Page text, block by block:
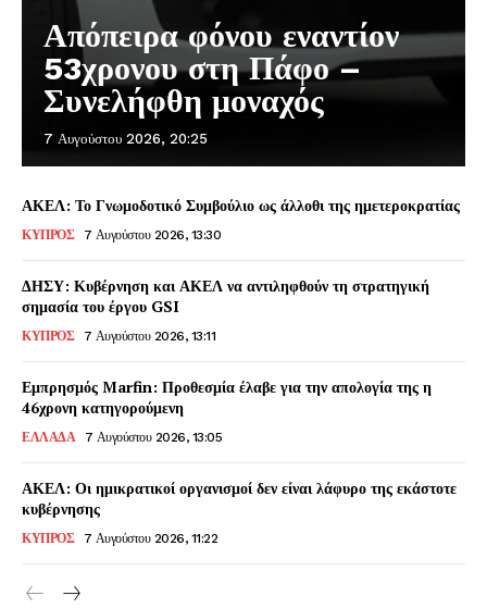
Απόπειρα φόνου εναντίον
53χρονου στη Πάφο –
Συνελήφθη μοναχός
7 Αυγούστου 2026, 20:25
ΑΚΕΛ: Το Γνωμοδοτικό Συμβούλιο ως άλλοθι της ημετεροκρατίας
ΚΥΠΡΟΣ 7 Αυγούστου 2026, 13:30
ΔΗΣΥ: Κυβέρνηση και ΑΚΕΛ να αντιληφθούν τη στρατηγική
σημασία του έργου GSI
ΚΥΠΡΟΣ 7 Αυγούστου 2026, 13:11
Εμπρησμός Marfin: Προθεσμία έλαβε για την απολογία της η
46χρονη κατηγορούμενη
ΕΛΛΑΔΑ 7 Αυγούστου 2026, 13:05
ΑΚΕΛ: Οι ημικρατικοί οργανισμοί δεν είναι λάφυρο της εκάστοτε
κυβέρνησης
ΚΥΠΡΟΣ 7 Αυγούστου 2026, 11:22